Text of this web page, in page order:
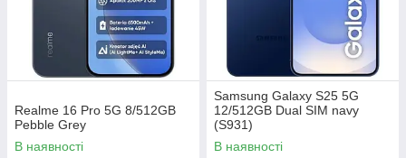
Realme 16 Pro 5G 8/512GB
Pebble Grey
В наявності
Samsung Galaxy S25 5G
12/512GB Dual SIM navy
(S931)
В наявності